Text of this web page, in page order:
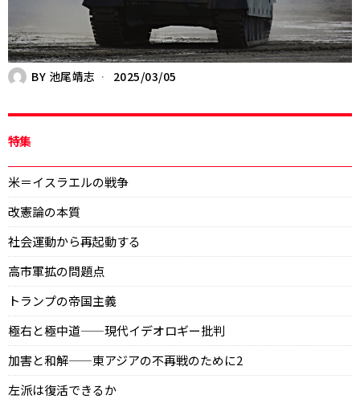
BY 池尾靖志 2025/03/05
特集
米＝イスラエルの戦争
改憲論の本質
社会運動から再起動する
高市軍拡の問題点
トランプの帝国主義
極右と極中道——現代イデオロギー批判
加害と和解——東アジアの不再戦のために2
左派は復活できるか